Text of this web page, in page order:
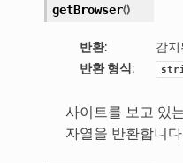
getBrowser()
반환:
감
반환 형식:
사이트를 보고 있
자열을 반환합니다.